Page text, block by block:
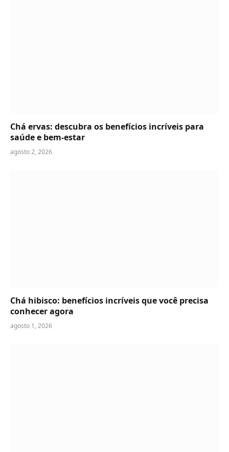
Chá ervas: descubra os benefícios incríveis para
saúde e bem-estar
agosto 2, 2026
Chá hibisco: benefícios incríveis que você precisa
conhecer agora
agosto 1, 2026